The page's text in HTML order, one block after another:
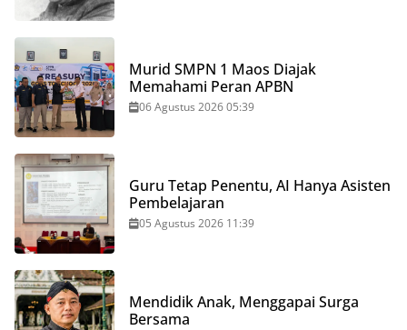
Murid SMPN 1 Maos Diajak
Memahami Peran APBN
06 Agustus 2026 05:39
Guru Tetap Penentu, AI Hanya Asisten
Pembelajaran
05 Agustus 2026 11:39
Mendidik Anak, Menggapai Surga
Bersama